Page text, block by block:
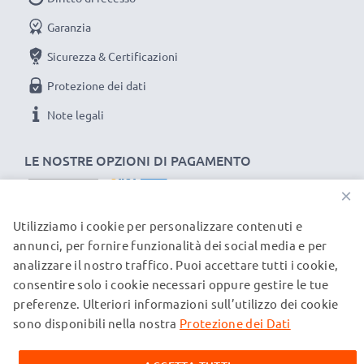
Ciascuna batteria CELLONIC viene sottoposta a
severe verifiche e test approfonditi per assicurare
le migliori prestazioni e una durata lunghissima.
Ordina ora per una spedizione rapida e 3 anni di
garanzia.
LE NOSTRE OPZIONI DI PAGAMENTO
Garanzia
Sicurezza & Certificazioni
Protezione dei dati
Note legali
I NOSTRI PARTNER DI SPEDIZIONE
© subtel.ch 2026
Tutti i prezzi sono comprensivi di IVA e al netto dei costi di
spedizione. Si prega di notare che tutti i marchi citati sono
menzionati sulle nostre pagine web esclusivamente per
×
Utilizziamo i cookie per personalizzare contenuti e
annunci, per fornire funzionalità dei social media e per
analizzare il nostro traffico. Puoi accettare tutti i cookie,
consentire solo i cookie necessari oppure gestire le tue
preferenze. Ulteriori informazioni sull’utilizzo dei cookie
sono disponibili nella nostra Protezione dei Dati